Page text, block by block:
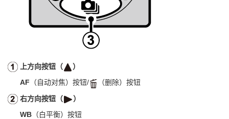
上方向按钮（
）
AF （自动对焦）按钮/
（删除）按钮
右方向按钮（
）
WB （白平衡）按钮